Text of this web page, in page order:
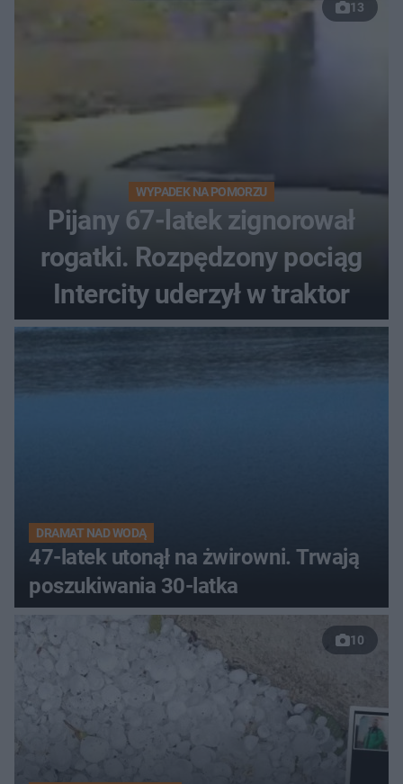
13
WYPADEK NA POMORZU
Pijany 67-latek zignorował
rogatki. Rozpędzony pociąg
Intercity uderzył w traktor
DRAMAT NAD WODĄ
47-latek utonął na żwirowni. Trwają
poszukiwania 30-latka
10